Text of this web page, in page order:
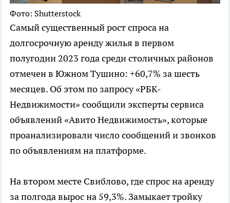
Фото: Shutterstock
Самый существенный рост спроса на
долгосрочную аренду жилья в первом
полугодии 2023 года среди столичных районов
отмечен в Южном Тушино: +60,7% за шесть
месяцев. Об этом по запросу «РБК-
Недвижимости» сообщили эксперты сервиса
объявлений «Авито Недвижимость», которые
проанализировали число сообщений и звонков
по объявлениям на платформе.
На втором месте Свиблово, где спрос на аренду
за полгода вырос на 59,3%. Замыкает тройку